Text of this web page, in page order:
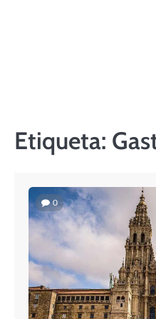
Etiqueta:
0